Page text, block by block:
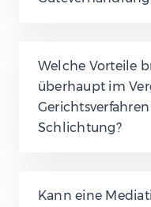
Welche Vorteile
überhaupt im
Schlichtung?
Kann eine